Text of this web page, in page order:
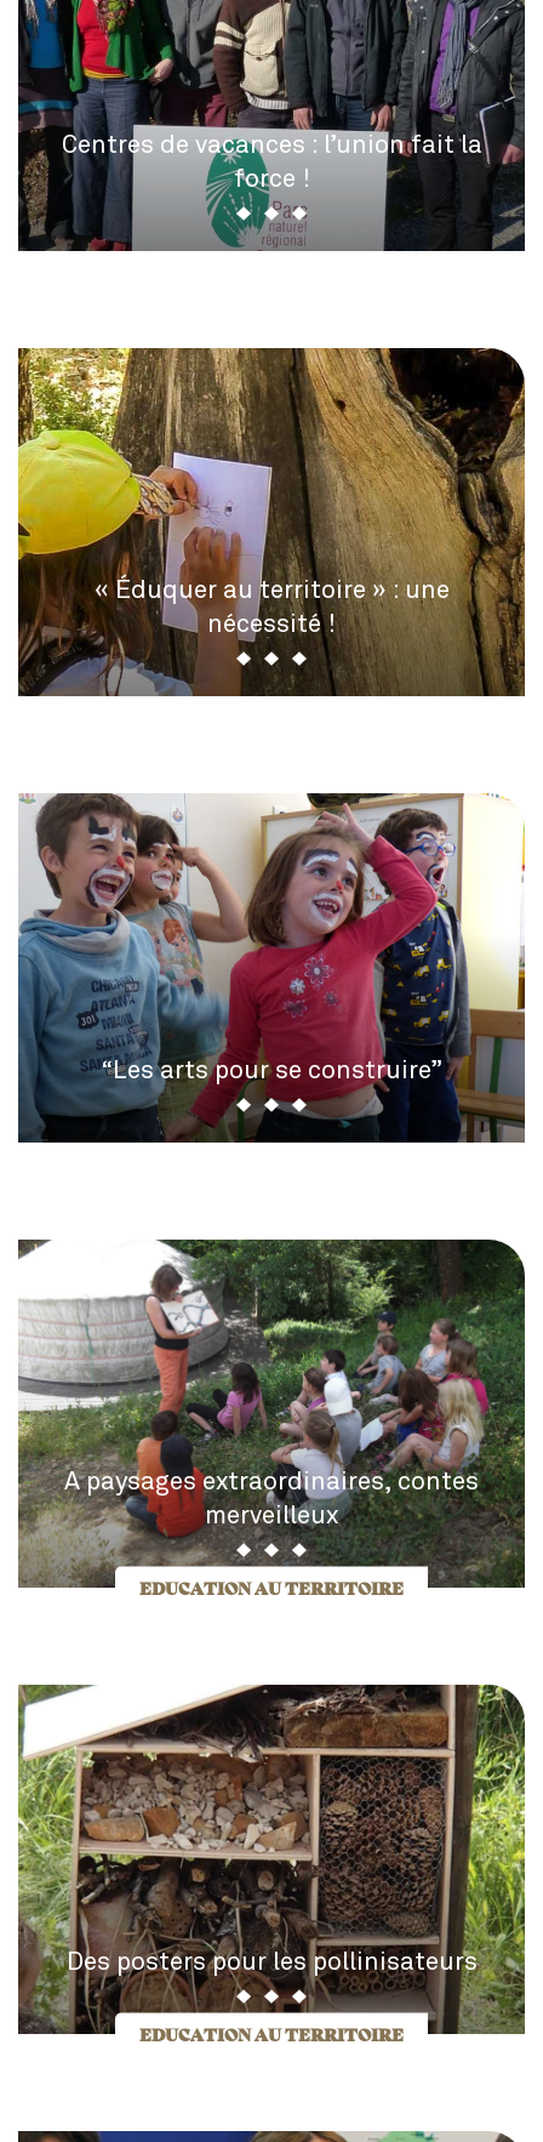
Centres de vacances : l’union fait la
force !
« Éduquer au territoire » : une
nécessité !
“Les arts pour se construire”
A paysages extraordinaires, contes
merveilleux
EDUCATION AU TERRITOIRE
Des posters pour les pollinisateurs
EDUCATION AU TERRITOIRE